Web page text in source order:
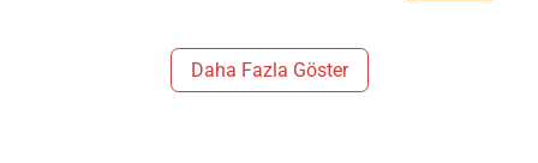
Daha Fazla Göster